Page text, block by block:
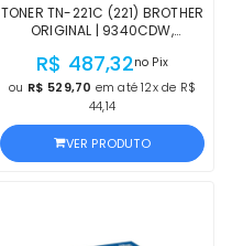
TONER TN-221C (221) BROTHER
ORIGINAL | 9340CDW,
HL-3140CW CIANO | PRODUTO
OFICIAL BROTHER COM NF E
PROCEDÊNCIA
R$ 487,32no Pix
ou R$ 529,70 em até 12x de R$
44,14
VER PRODUTO